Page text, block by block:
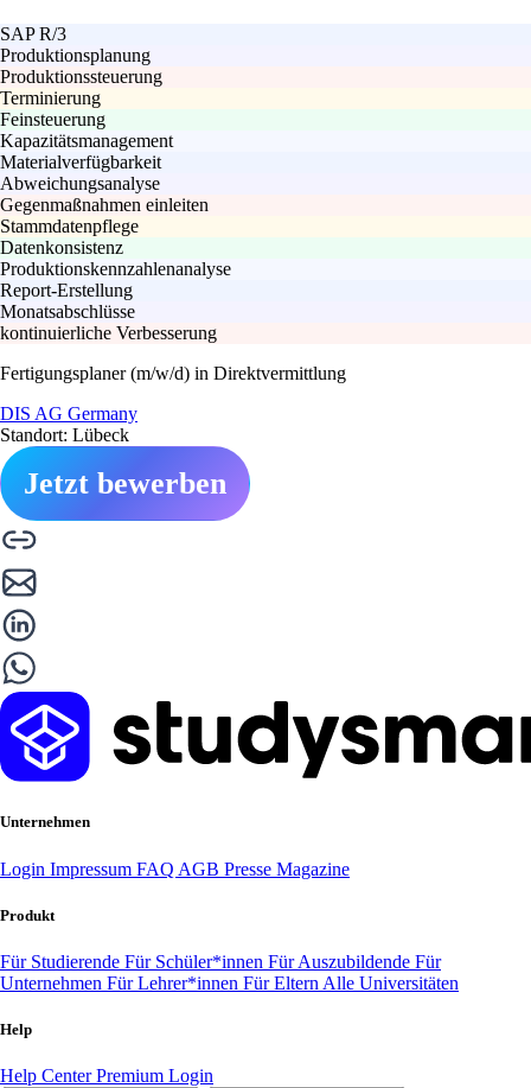
SAP R/3
Produktionsplanung
Produktionssteuerung
Terminierung
Feinsteuerung
Kapazitätsmanagement
Materialverfügbarkeit
Abweichungsanalyse
Gegenmaßnahmen einleiten
Stammdatenpflege
Datenkonsistenz
Produktionskennzahlenanalyse
Report-Erstellung
Monatsabschlüsse
kontinuierliche Verbesserung
Fertigungsplaner (m/w/d) in Direktvermittlung
DIS AG Germany
Standort: Lübeck
Jetzt bewerben
Unternehmen
Login Impressum FAQ AGB Presse Magazine
Produkt
Für Studierende Für Schüler*innen Für Auszubildende Für
Unternehmen Für Lehrer*innen Für Eltern Alle Universitäten
Help
Help CenterPremium Login